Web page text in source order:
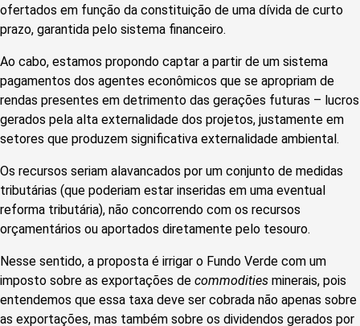
ofertados em função da constituição de uma dívida de curto
prazo, garantida pelo sistema financeiro.
Ao cabo, estamos propondo captar a partir de um sistema
pagamentos dos agentes econômicos que se apropriam de
rendas presentes em detrimento das gerações futuras – lucros
gerados pela alta externalidade dos projetos, justamente em
setores que produzem significativa externalidade ambiental.
Os recursos seriam alavancados por um conjunto de medidas
tributárias (que poderiam estar inseridas em uma eventual
reforma tributária), não concorrendo com os recursos
orçamentários ou aportados diretamente pelo tesouro.
Nesse sentido, a proposta é irrigar o Fundo Verde com um
imposto sobre as exportações de commodities minerais, pois
entendemos que essa taxa deve ser cobrada não apenas sobre
as exportações, mas também sobre os dividendos gerados por